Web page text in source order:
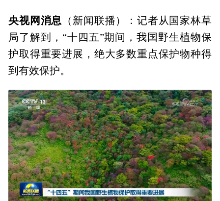
央视网消息
（新闻联播）：记者从国家林草
局了解到，“十四五”期间，我国野生植物保
护取得重要进展，绝大多数重点保护物种得
到有效保护。